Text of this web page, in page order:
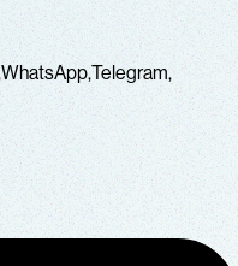
WhatsAppTelegram